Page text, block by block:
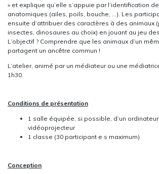
» et explique qu’elle s’appuie par l’identification
anatomiques (ailes, poils, bouche, …). Les
ensuite d’attribuer des caractères à des animaux
insectes, dinosaures au choix) en jouant au jeu
L’objectif ? Comprendre que les animaux d’un
partagent un ancêtre commun !
L’atelier, animé par un médiateur ou une
1h30.
Conditions de présentation
1 salle équipée, si possible, d’un ordinateur
vidéoprojecteur
1 classe (30 participant·e·s maximum)
Conception